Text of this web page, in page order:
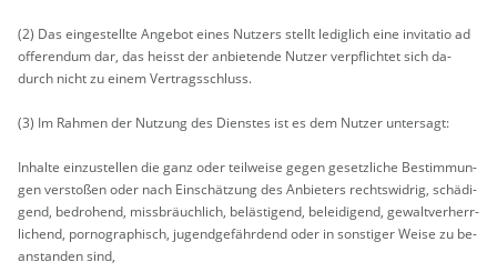
(2) Das ein­ge­stell­te An­ge­bot eines Nut­zers stellt le­dig­lich eine in­vi­ta­tio ad
of­fe­ren­dum dar, das heisst der an­bie­ten­de Nut­zer ver­pflich­tet sich da­
durch nicht zu einem Ver­trags­schluss.
(3) Im Rah­men der Nut­zung des Diens­tes ist es dem Nut­zer un­ter­sagt:
In­hal­te ein­zu­stel­len die ganz oder teil­wei­se gegen ge­setz­li­che Be­stim­mun­
gen ver­sto­ßen oder nach Ein­schät­zung des An­bie­ters rechts­wid­rig, schä­di­
gend, be­dro­hend, miss­bräuch­lich, be­läs­ti­gend, be­lei­di­gend, ge­walt­ver­herr­
li­chend, por­no­gra­phisch, ju­gend­ge­fähr­dend oder in sons­ti­ger Weise zu be­
an­stan­den sind,